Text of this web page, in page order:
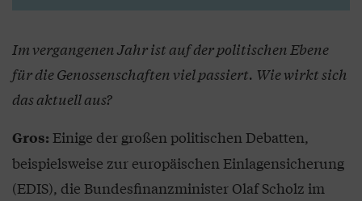
Im vergangenen Jahr ist auf der politischen Ebene
für die Genossenschaften viel passiert. Wie wirkt sich
das aktuell aus?
Gros: Einige der großen politischen Debatten,
beispielsweise zur europäischen Einlagensicherung
(EDIS), die Bundesfinanzminister Olaf Scholz im